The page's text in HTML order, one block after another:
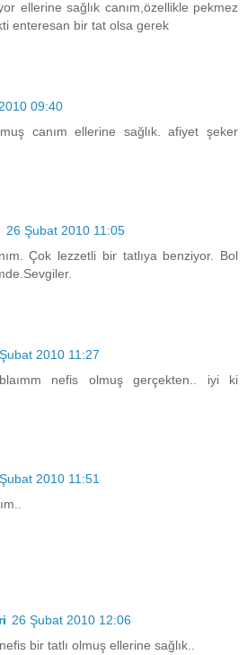
ellerine sağlık canım,özellikle pekmez
enteresan bir tat olsa gerek
09:40
canım ellerine sağlık. afiyet şeker
26 Şubat 2010 11:05
Çok lezzetli bir tatlıya benziyor. Bol
2010 11:27
nefis olmuş gerçekten.. iyi ki
2010 11:51
26 Şubat 2010 12:06
bir tatlı olmuş ellerine sağlık..